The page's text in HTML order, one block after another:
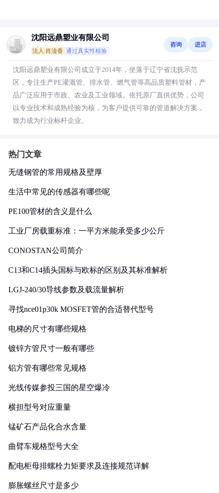
沈阳远鼎塑业有限公司
法人:肖淦香 通过真实性核验
咨询 进店
沈阳远鼎塑业有限公司成立于2014年，坐落于辽宁省沈抚示范
区，专注生产PE灌溉管、排水管、燃气管等高品质塑料管材，产
品广泛应用于市政、农业及工业领域。依托原厂直供优势，公司
以专业技术和成熟经验为核，为客户提供可靠的管道解决方案，
致力成为行业标杆企业。
热门文章
无缝钢管的常用规格及壁厚
生活中常见的传感器有哪些呢
PE100管材的含义是什么
工业厂房载重标准：一平方米能承受多少公斤
CONOSTAN公司简介
C13和C14插头国标与欧标的区别及其标准解析
LGJ-240/30导线参数及载流量解析
寻找nce01p30k MOSFET管的合适替代型号
电梯的尺寸有哪些规格
镀锌方管尺寸一般有哪些
铝方管有哪些常见规格
光线传媒参投三国的星空爆冷
横担型号对应重量
锰矿石产品化合水含量
曲臂车规格型号大全
配电柜母排螺栓力矩要求及连接规范详解
膨胀螺丝尺寸是多少